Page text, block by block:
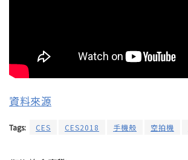
資料來源
Tags: CES CES2018 手機殼 空拍機